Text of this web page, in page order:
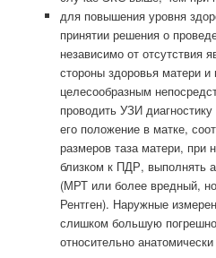
для повышения уровня
принятии решения о
независимо от отсутствия
стороны здоровья матери
целесообразным
проводить УЗИ
его положение в матке,
размеров таза матери, при
близком к ПДР, выполнять
(МРТ или более вредный,
Рентген). Наружные
слишком большую
относительно